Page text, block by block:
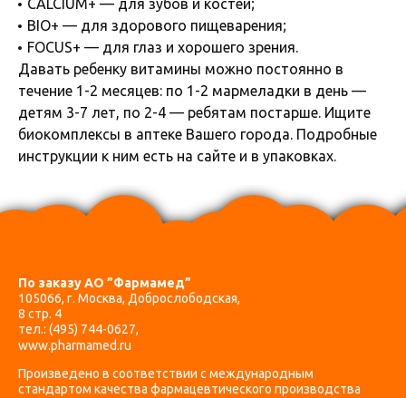
CALCIUM+ — для зубов и костей;
BIO+ — для здорового пищеварения;
FOCUS+ — для глаз и хорошего зрения.
Давать ребенку витамины можно постоянно в
течение 1-2 месяцев: по 1-2 мармеладки в день —
детям 3-7 лет, по 2-4 — ребятам постарше. Ищите
биокомплексы в аптеке Вашего города. Подробные
инструкции к ним есть на сайте и в упаковках.
По заказу АО ”Фармамед”
105066, г. Москва, Доброслободская,
8 стр. 4
тел.: (495) 744-0627,
www.pharmamed.ru
Произведено в соответствии с международным
стандартом качества фармацевтического производства